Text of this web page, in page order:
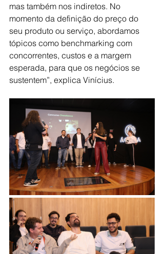
mas também nos indiretos. No
momento da definição do preço do
seu produto ou serviço, abordamos
tópicos como benchmarking com
concorrentes, custos e a margem
esperada, para que os negócios se
sustentem”, explica Vinícius.